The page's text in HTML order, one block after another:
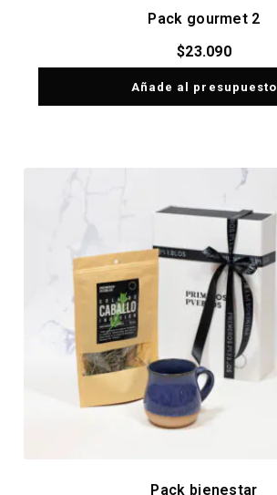
Pack gourmet 2
$23.090
Añade al presupuesto
Pack bienestar